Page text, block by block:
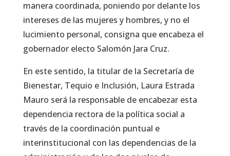
manera coordinada, poniendo por delante los
intereses de las mujeres y hombres, y no el
lucimiento personal, consigna que encabeza el
gobernador electo Salomón Jara Cruz.
En este sentido, la titular de la Secretaría de
Bienestar, Tequio e Inclusión, Laura Estrada
Mauro será la responsable de encabezar esta
dependencia rectora de la política social a
través de la coordinación puntual e
interinstitucional con las dependencias de la